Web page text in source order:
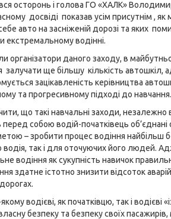
осторонь і голова ГО «ХАЛК»
досвіді показав усім присутнім ,
авто на засніженій дорозі та яких
екстремальному водінні.
організатори даного заходу, в
залучати ще більшу кількість автошкіл,
зацікавленість керівництва
та прогресивному підході до навчання.
що такі навчальні заходи, незалежно
перед собою водій-початківець
– зробити процес водіння найбільш
водія, так і для оточуючих його людей.
водіння як сукупність навичок
здатне істотно знизити відсоток
водієві, як початківцю, так і водієві
безпеку та безпеку своїх